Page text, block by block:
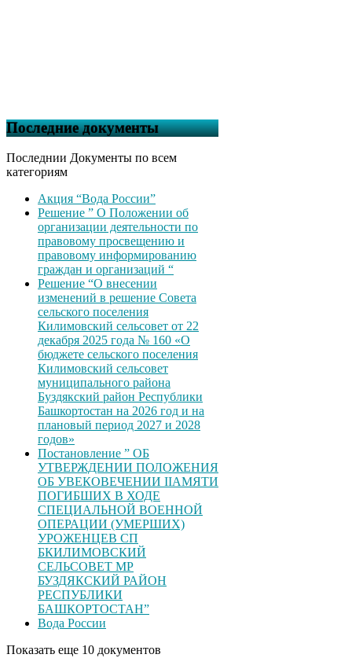
Последние документы
Последнии Документы по всем
категориям
Акция “Вода России”
Решение ” О Положении об
организации деятельности по
правовому просвещению и
правовому информированию
граждан и организаций “
Решение “О внесении
изменений в решение Совета
сельского поселения
Килимовский сельсовет от 22
декабря 2025 года № 160 «О
бюджете сельского поселения
Килимовский сельсовет
муниципального района
Буздякский район Республики
Башкортостан на 2026 год и на
плановый период 2027 и 2028
годов»
Постановление ” ОБ
УТВЕРЖДЕНИИ ПОЛОЖЕНИЯ
ОБ УВЕКОВЕЧЕНИИ ІІАМЯТИ
ПОГИБШИХ В ХОДЕ
СПЕЦИАЛЬНОЙ ВОЕННОЙ
ОПЕРАЦИИ (УМЕРШИХ)
УРОЖЕНЦЕВ CП
БКИЛИМОВСКИЙ
СЕЛЬСОВЕТ МР
БУЗДЯКСКИЙ РАЙОН
РЕСПУБЛИКИ
БАШКОРТОСТАН”
Вода России
Показать еще 10 документов